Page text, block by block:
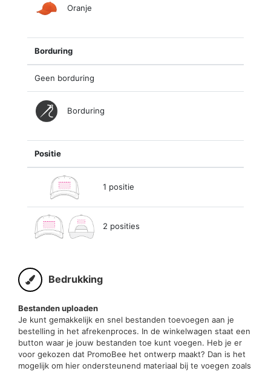
Oranje
Borduring
Geen borduring
Borduring
Positie
1 positie
2 posities
Bedrukking
Bestanden uploaden
Je kunt gemakkelijk en snel bestanden toevoegen aan je
bestelling in het afrekenproces. In de winkelwagen staat een
button waar je jouw bestanden toe kunt voegen. Heb je er
voor gekozen dat PromoBee het ontwerp maakt? Dan is het
mogelijk om hier ondersteunend materiaal bij te voegen zoals